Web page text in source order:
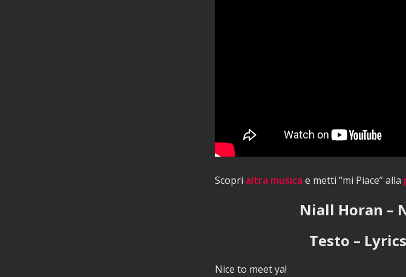
Scopri altra musica e metti “mi Piace” alla
Niall Horan –
Testo – Lyrics
Nice to meet ya!